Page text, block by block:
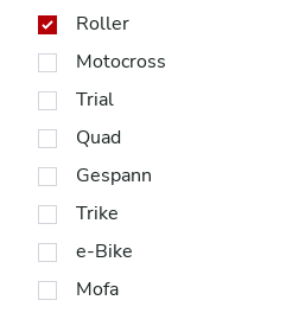
Roller
Motocross
Trial
Quad
Gespann
Trike
e-Bike
Mofa